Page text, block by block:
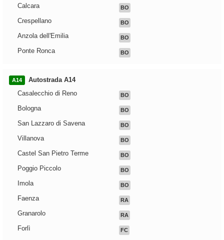
Calcara BO
Crespellano BO
Anzola dell'Emilia BO
Ponte Ronca BO
A14
Autostrada A14
Casalecchio di Reno
BO
Bologna BO
San Lazzaro di Savena BO
Villanova BO
Castel San Pietro Terme BO
Poggio Piccolo BO
Imola BO
Faenza RA
Granarolo RA
Forlì FC